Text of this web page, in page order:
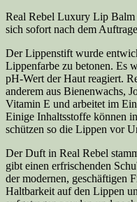
Real Rebel Luxury Lip
sich sofort nach dem
Der Lippenstift wurde
Lippenfarbe zu betonen. Es
pH-Wert der Haut reagiert.
anderem aus Bienenwachs,
Vitamin E und arbeitet im
Einige Inhaltsstoffe können
schützen so die Lippen vor
Der Duft in Real Rebel
gibt einen erfrischenden
der modernen, geschäftigen
Haltbarkeit auf den Lippen